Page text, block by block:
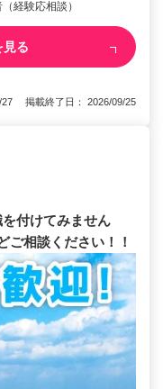
経験応相談）
見る
27 掲載終了日： 2026/09/25
付けてみません
ご相談ください！！